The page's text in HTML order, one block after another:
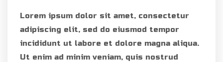
Lorem ipsum dolor sit amet, consectetur
adipiscing elit, sed do eiusmod tempor
incididunt ut labore et dolore magna aliqua.
Ut enim ad minim veniam, quis nostrud